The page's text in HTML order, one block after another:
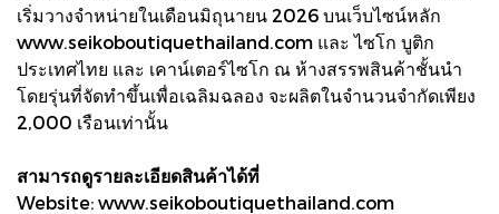
เริ่มวางจำหน่ายในเดือนมิถุนายน 2026 บนเว็บไซน์หลัก
www.seikoboutiquethailand.com และ ไซโก บูติก
ประเทศไทย และ เคาน์เตอร์ไซโก ณ ห้างสรรพสินค้าชั้นนำ
โดยรุ่นที่จัดทำขึ้นเพื่อเฉลิมฉลอง จะผลิตในจำนวนจำกัดเพียง
2,000 เรือนเท่านั้น
สามารถดูรายละเอียดสินค้าได้ที่
Website: www.seikoboutiquethailand.com